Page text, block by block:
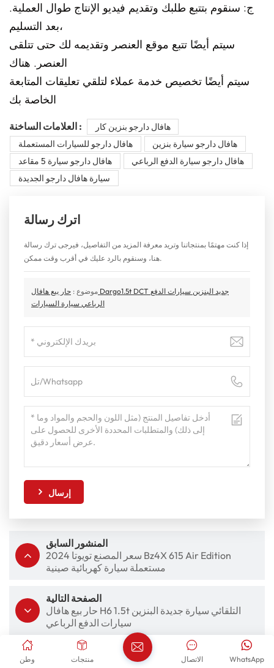
ج: سنقوم بتتبع طلبك وتقديم فيديو الإنتاج طوال العملية.
بعد التسليم،
سيتم أيضًا تتبع موقع العنصر وتقديمه لك حتى تتلقى
العنصر. هناك
سيتم أيضًا تخصيص خدمة عملاء لتلقي تعليقات المتابعة
الخاصة بك
العلامات الساخنة :
هافال دارجو بنزين كار
هافال دارجو للسيارات المستعملة
هافال دارجو سيارة بنزين
هافال دارجو سيارة 5 مقاعد
هافال دارجو سيارة الدفع الرباعي
سيارة هافال دارجو الجديدة
اترك رسالة
إذا كنت مهتمًا بمنتجاتنا وتريد معرفة المزيد من التفاصيل، فيرجى ترك رسالة
هنا، وسنقوم بالرد عليك في أقرب وقت ممكن.
موضوع : حار بيع هافال Dargo1.5t DCT جديد البنزين سيارات الدفع
الرباعي سيارة السيارات
إرسال
المنشور السابق
2024 سعر المصنع تويوتا Bz4X 615 Air Edition
مستعملة سيارة كهربائية صينية
الصفحة التالية
حار بيع هافال H6 1.5t التلقائي سيارة جديدة البنزين
سيارات الدفع الرباعي
وطن منتجات WhatsApp الاتصال